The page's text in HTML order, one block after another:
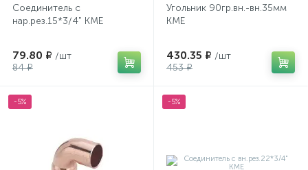
Соединитель с
нар.рез.15*3/4" КМЕ
79.80 ₽ /шт
84 ₽
Угольник 90гр.вн.-вн.35мм
KME
430.35 ₽ /шт
453 ₽
-5% -5%